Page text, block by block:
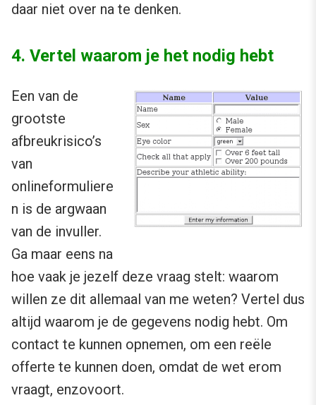
daar niet over na te denken.
4. Vertel waarom je het nodig hebt
Een van de
grootste
afbreukrisico’s
van
onlineformuliere
n is de argwaan
van de invuller.
Ga maar eens na
hoe vaak je jezelf deze vraag stelt: waarom
willen ze dit allemaal van me weten? Vertel dus
altijd waarom je de gegevens nodig hebt. Om
contact te kunnen opnemen, om een reële
offerte te kunnen doen, omdat de wet erom
vraagt, enzovoort.